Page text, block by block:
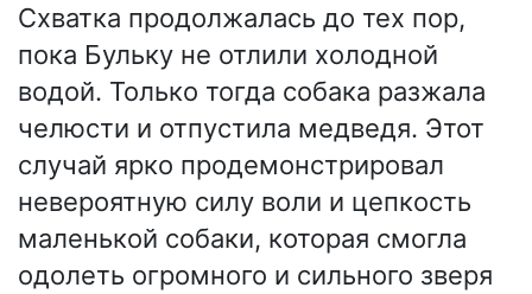
Схватка продолжалась до тех пор,
пока Бульку не отлили холодной
водой. Только тогда собака разжала
челюсти и отпустила медведя. Этот
случай ярко продемонстрировал
невероятную силу воли и цепкость
маленькой собаки, которая смогла
одолеть огромного и сильного зверя